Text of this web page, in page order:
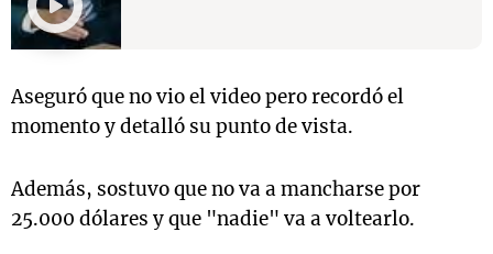
Aseguró que no vio el video pero recordó el
momento y detalló su punto de vista.
Además, sostuvo que no va a mancharse por
25.000 dólares y que "nadie" va a voltearlo.